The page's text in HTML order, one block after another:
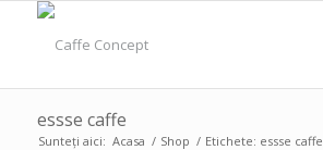
essse caffe
Sunteți aici: Acasa / Shop / Etichete: essse caffe